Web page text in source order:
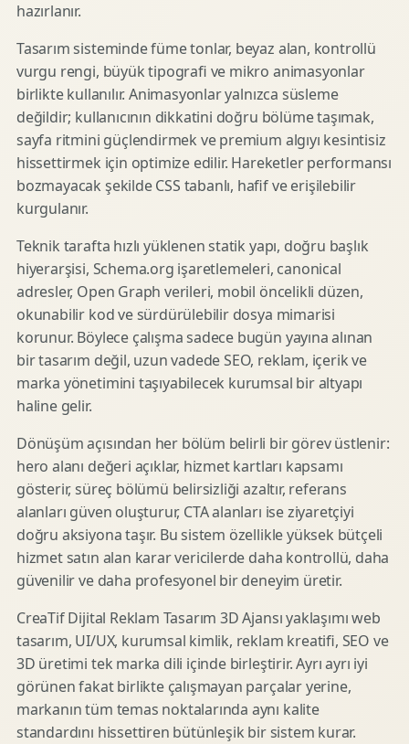
hazırlanır.
Tasarım sisteminde füme tonlar, beyaz alan, kontrollü
vurgu rengi, büyük tipografi ve mikro animasyonlar
birlikte kullanılır. Animasyonlar yalnızca süsleme
değildir; kullanıcının dikkatini doğru bölüme taşımak,
sayfa ritmini güçlendirmek ve premium algıyı kesintisiz
hissettirmek için optimize edilir. Hareketler performansı
bozmayacak şekilde CSS tabanlı, hafif ve erişilebilir
kurgulanır.
Teknik tarafta hızlı yüklenen statik yapı, doğru başlık
hiyerarşisi, Schema.org işaretlemeleri, canonical
adresler, Open Graph verileri, mobil öncelikli düzen,
okunabilir kod ve sürdürülebilir dosya mimarisi
korunur. Böylece çalışma sadece bugün yayına alınan
bir tasarım değil, uzun vadede SEO, reklam, içerik ve
marka yönetimini taşıyabilecek kurumsal bir altyapı
haline gelir.
Dönüşüm açısından her bölüm belirli bir görev üstlenir:
hero alanı değeri açıklar, hizmet kartları kapsamı
gösterir, süreç bölümü belirsizliği azaltır, referans
alanları güven oluşturur, CTA alanları ise ziyaretçiyi
doğru aksiyona taşır. Bu sistem özellikle yüksek bütçeli
hizmet satın alan karar vericilerde daha kontrollü, daha
güvenilir ve daha profesyonel bir deneyim üretir.
CreaTif Dijital Reklam Tasarım 3D Ajansı yaklaşımı web
tasarım, UI/UX, kurumsal kimlik, reklam kreatifi, SEO ve
3D üretimi tek marka dili içinde birleştirir. Ayrı ayrı iyi
görünen fakat birlikte çalışmayan parçalar yerine,
markanın tüm temas noktalarında aynı kalite
standardını hissettiren bütünleşik bir sistem kurar.